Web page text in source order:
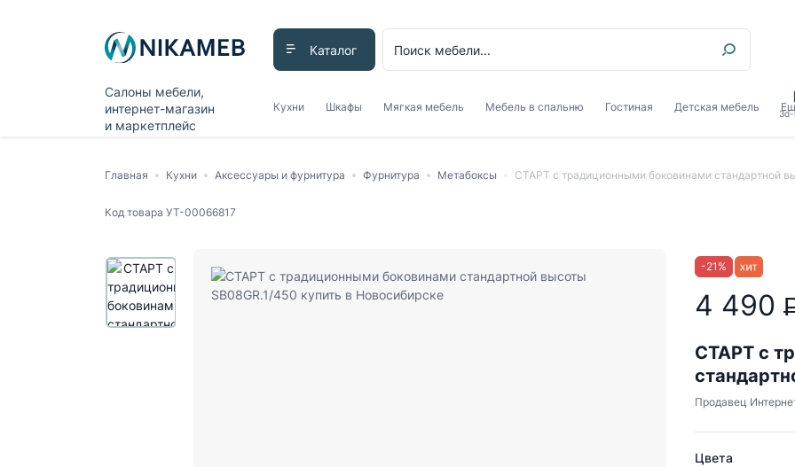
Каталог
Салоны мебели,
интернет-магазин
и маркетплейс
Кухни Шкафы Мягкая мебель Мебель в спальню Гостиная Детская мебель
Главная Кухни Аксессуары и фурнитура Фурнитура Метабоксы СТАРТ с традиционными боковинами стандартной
Код товара УТ-00066817
-21 %
4 490
СТАРТ с
Продавец
Цвета